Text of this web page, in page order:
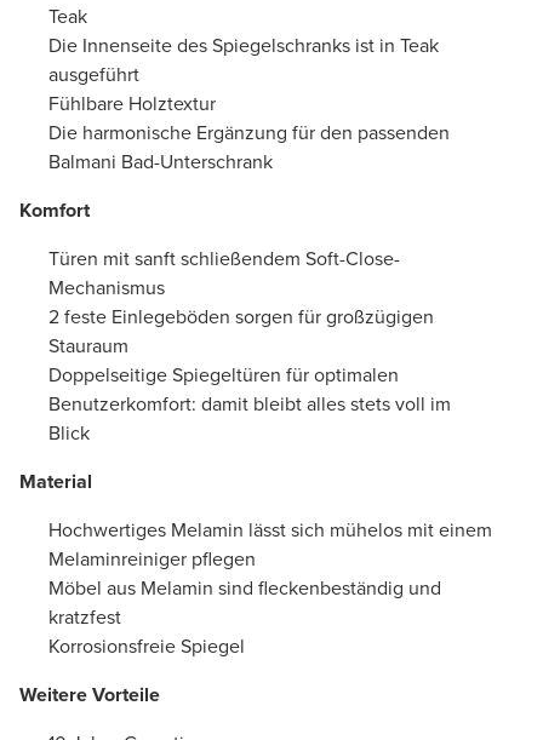
Teak
Die Innenseite des Spiegelschranks ist in Teak
ausgeführt
Fühlbare Holztextur
Die harmonische Ergänzung für den passenden
Balmani Bad-Unterschrank
Komfort
Türen mit sanft schließendem Soft-Close-
Mechanismus
2 feste Einlegeböden sorgen für großzügigen
Stauraum
Doppelseitige Spiegeltüren für optimalen
Benutzerkomfort: damit bleibt alles stets voll im
Blick
Material
Hochwertiges Melamin lässt sich mühelos mit einem
Melaminreiniger pflegen
Möbel aus Melamin sind fleckenbeständig und
kratzfest
Korrosionsfreie Spiegel
Weitere Vorteile